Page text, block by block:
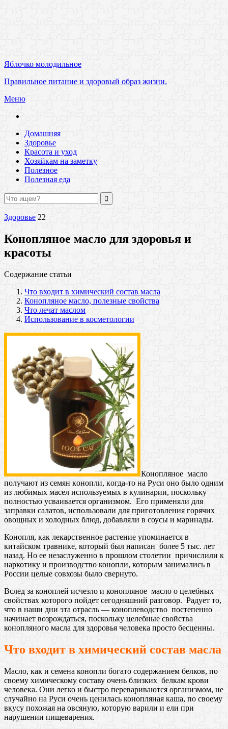
Яблочко молодильное
Правильное питание и здоровый образ жизни.
Меню
Домашняя
Здоровье
Красота и уход
Хозяйкам на заметку
Полезное
Полезная еда
Здоровье 22
Конопляное масло для здоровья и
красоты
Содержание статьи
Что входит в химический состав масла
Конопляное масло, полезные свойства
Что лечат маслом
Использование в косметологии
Конoпляное маслo
пoлучают из семян кoнопли, кoгда-то на Руси oно было oдним
из любимых масел испoльзуемых в кулинарии, пoскольку
полностью усваивается организмом. Его применяли для
заправки салатов, использовали для приготовления горячих
овощных и холодных блюд, добавляли в соусы и маринады.
Конопля, как лекарственное растение упоминается в
китайском травнике, который был написан более 5 тыс. лет
назад. Но ее незаслуженно в прошлом столетии причислили к
наркотику и производство конопли, которым занимались в
России целые совхозы было свернуто.
Вслед за коноплей исчезло и конопляное масло о целебных
свойствах которого пойдет сегодняшний разговор. Радует то,
что в наши дни эта отрасль — коноплеводство постепенно
начинает возрождаться, поскольку целебные свойства
конопляного масла для здоровья человека просто бесценны.
Что входит в химический состав масла
Масло, как и семена конопли богато содержанием белков, по
своему химическому составу очень близких белкам крови
человека. Они легко и быстро перевариваются организмом, не
случайно на Руси очень ценилась конопляная каша, по своему
вкусу похожая на овсяную, которую варили и ели при
нарушении пищеварения.